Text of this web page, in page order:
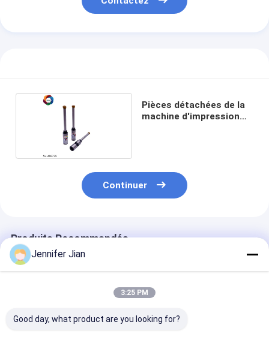
Pièces détachées de la
machine d'impression
Continuer
Produits Recommandés
Jennifer Jian
3:25 PM
Good day, what product are you looking for?